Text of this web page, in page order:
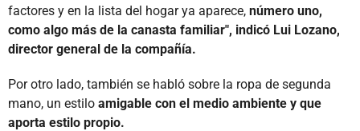
factores y en la lista del hogar ya aparece, número uno,
como algo más de la canasta familiar", indicó Lui Lozano,
director general de la compañía.
Por otro lado, también se habló sobre la ropa de segunda
mano, un estilo amigable con el medio ambiente y que
aporta estilo propio.